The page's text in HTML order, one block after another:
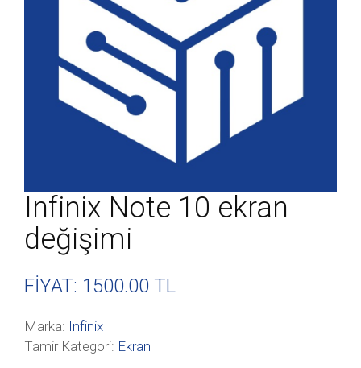
Infinix Note 10 ekran
değişimi
FİYAT: 1500.00 TL
Marka: Infinix
Tamir Kategori: Ekran